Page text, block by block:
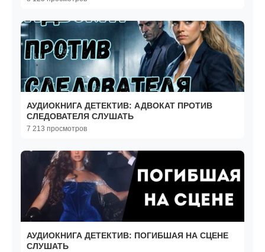
АУДИОКНИГА ДЕТЕКТИВ: АДВОКАТ ПРОТИВ
СЛЕДОВАТЕЛЯ СЛУШАТЬ
7 213 просмотров
АУДИОКНИГА ДЕТЕКТИВ: ПОГИБШАЯ НА СЦЕНЕ
СЛУШАТЬ